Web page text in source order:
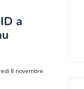
a
8 novembre